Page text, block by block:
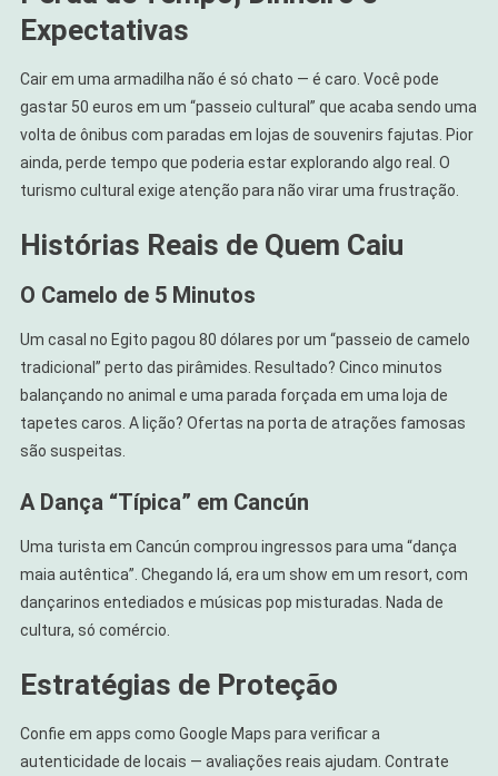
Expectativas
Cair em uma armadilha não é só chato — é caro. Você pode
gastar 50 euros em um “passeio cultural” que acaba sendo uma
volta de ônibus com paradas em lojas de souvenirs fajutas. Pior
ainda, perde tempo que poderia estar explorando algo real. O
turismo cultural exige atenção para não virar uma frustração.
Histórias Reais de Quem Caiu
O Camelo de 5 Minutos
Um casal no Egito pagou 80 dólares por um “passeio de camelo
tradicional” perto das pirâmides. Resultado? Cinco minutos
balançando no animal e uma parada forçada em uma loja de
tapetes caros. A lição? Ofertas na porta de atrações famosas
são suspeitas.
A Dança “Típica” em Cancún
Uma turista em Cancún comprou ingressos para uma “dança
maia autêntica”. Chegando lá, era um show em um resort, com
dançarinos entediados e músicas pop misturadas. Nada de
cultura, só comércio.
Estratégias de Proteção
Confie em apps como Google Maps para verificar a
autenticidade de locais — avaliações reais ajudam. Contrate